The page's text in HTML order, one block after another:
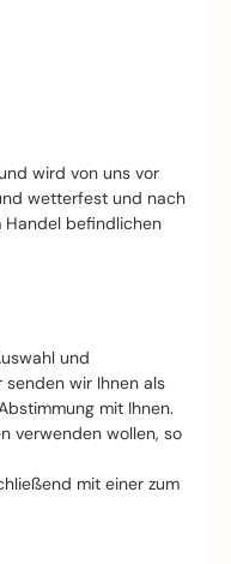
wird von uns vor
wetterfest und nach
Handel befindlichen
und
wir Ihnen als
mit Ihnen.
verwenden wollen, so
mit einer zum